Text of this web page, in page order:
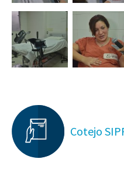
Cotejo